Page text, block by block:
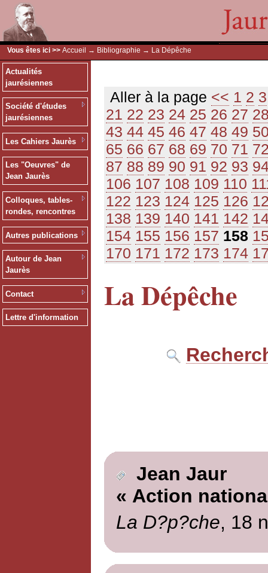
Vous êtes ici >> Accueil → Bibliographie → La Dépêche
Actualités
jaurésiennes
Société d'études
jaurésiennes
Les Cahiers Jaurès
Les "Oeuvres" de
Jean Jaurès
Colloques, tables-
rondes, rencontres
Autres publications
Autour de Jean
Jaurès
Contact
Lettre d'information
Aller à la page << 1 2 3
21 22 23 24 25 26 27
43 44 45 46 47 48 49
65 66 67 68 69 70 71
87 88 89 90 91 92 93
106 107 108 109 110
122 123 124 125 126
138 139 140 141 142
154 155 156 157 158
170 171 172 173 174
La Dépêche
Jean Jaur
« Action
La D?p?che, 18